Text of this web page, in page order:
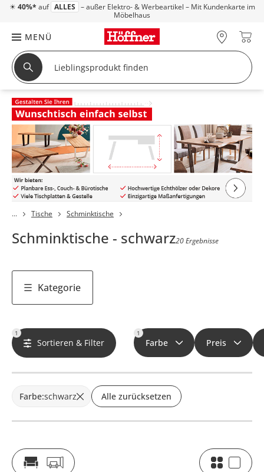
☀ 40%* auf ALLES – außer Elektro- & Werbeartikel – Mit Kundenkarte im
Möbelhaus
MENÜ
Tische Schminktische
Schminktische - schwarz20 Ergebnisse
Kategorie
1
Sortieren & Filter
1
Farbe Preis
Farbe:schwarz Alle zurücksetzen